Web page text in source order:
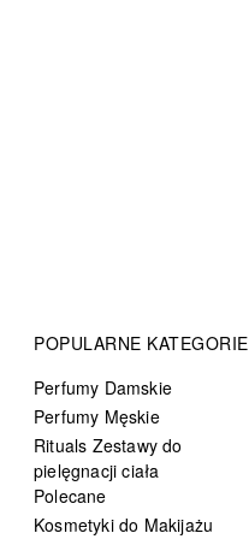
POPULARNE KATEGORIE
Perfumy Damskie
Perfumy Męskie
Rituals Zestawy do
pielęgnacji ciała
Polecane
Kosmetyki do Makijażu